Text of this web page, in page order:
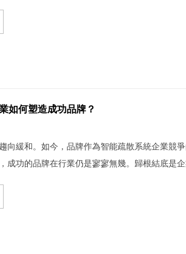
的流行款式，相互仿制，抄襲的成份比
如何塑造成功品牌？
向緩和。如今，品牌作為智能疏散系統企業競
成功的品牌在行業仍是寥寥無幾。歸根結底是
起到的重要作用。心態不正怎能打造